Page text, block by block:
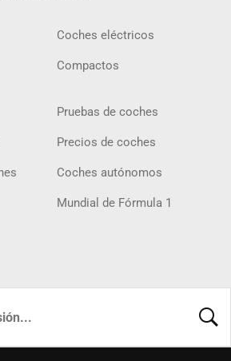
Coches eléctricos
Compactos
Pruebas de coches
Precios de coches
Coches autónomos
Mundial de Fórmula 1